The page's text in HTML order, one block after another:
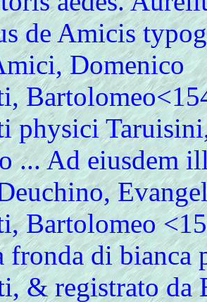
de Amicis
Domenico
physici
... Ad eiusdem
Bartolomeo
fronda di
& registrato